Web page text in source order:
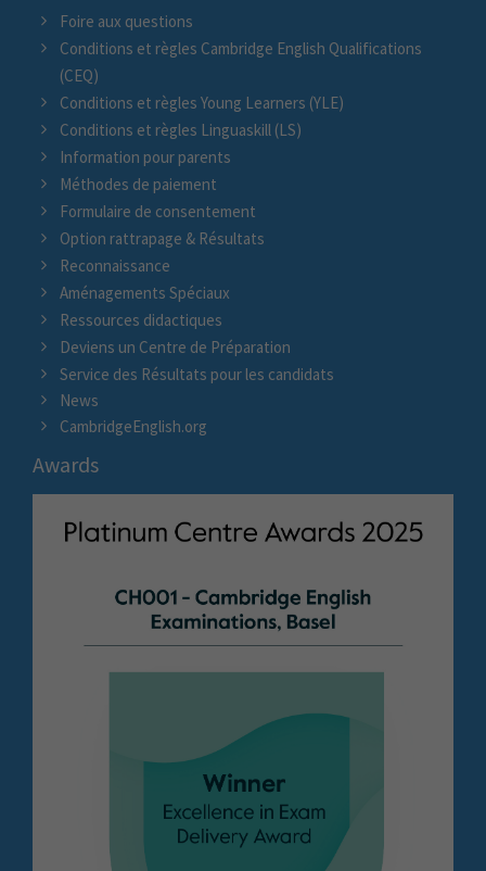
Foire aux questions
Conditions et règles Cambridge English Qualifications
(CEQ)
Conditions et règles Young Learners (YLE)
Conditions et règles Linguaskill (LS)
Information pour parents
Méthodes de paiement
Formulaire de consentement
Option rattrapage & Résultats
Reconnaissance
Aménagements Spéciaux
Ressources didactiques
Deviens un Centre de Préparation
Service des Résultats pour les candidats
News
CambridgeEnglish.org
Awards